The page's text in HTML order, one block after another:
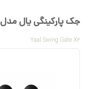
جک پارکینگی یال مدل X2 قدرت هر بازو 300 کیلوگرم
Yaal Swing Gate X2